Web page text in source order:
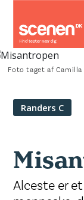
Foto taget af
Randers C
Alceste er